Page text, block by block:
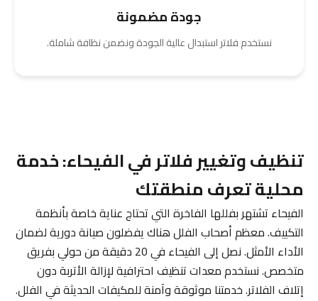
جودة مضمونة
نستخدم فلاتر استبدال عالية الجودة ونضمن نظافة شاملة.
تنظيف وتغيير فلاتر في الفيحاء: خدمة
محلية تعرف منطقتك
الفيحاء تشتهر بفللها الفاخرة التي تحتاج عناية خاصة بأنظمة
التكييف. معظم أصحاب الفلل هناك يفضلون صيانة دورية لضمان
الأداء الأمثل. نصل إلى الفيحاء في 20 دقيقة من حولي بفريق
متخصص. نستخدم معدات تنظيف احترافية لإزالة الأتربة دون
إتلاف الفلاتر. خدمتنا موثوقة وآمنة للمكيفات الحديثة في الفلل.